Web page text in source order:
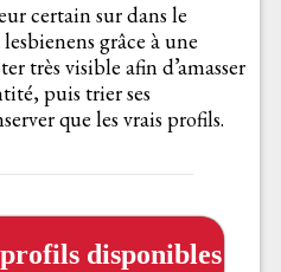
certain sur dans le
grâce à une
très visible afin d’amasser
puis trier ses
que les vrais profils.
disponibles